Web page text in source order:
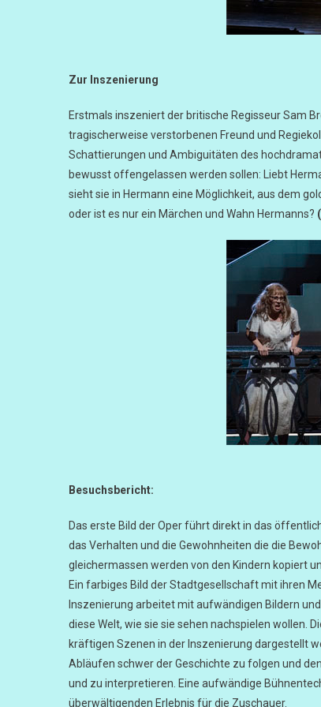
Zur Inszenierung
Erstmals inszeniert der britische Regisseur Sam
tragischerweise verstorbenen Freund und
Schattierungen und Ambiguitäten des
bewusst offengelassen werden sollen: Liebt
sieht sie in Hermann eine Möglichkeit, aus dem
oder ist es nur ein Märchen und Wahn Hermanns?
Besuchsbericht:
Das erste Bild der Oper führt direkt in das
das Verhalten und die Gewohnheiten die die
gleichermassen werden von den Kindern kopiert
Ein farbiges Bild der Stadtgesellschaft mit ihren
Inszenierung arbeitet mit aufwändigen Bildern
diese Welt, wie sie sie sehen nachspielen wollen.
kräftigen Szenen in der Inszenierung dargestellt
Abläufen schwer der Geschichte zu folgen und
und zu interpretieren. Eine aufwändige
überwältigenden Erlebnis für die Zuschauer.